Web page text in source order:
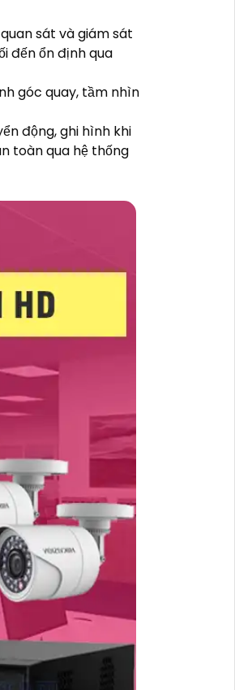
sát và giám sát
đến ổn định qua
góc quay, tầm nhìn
động, ghi hình khi
toàn qua hệ thống